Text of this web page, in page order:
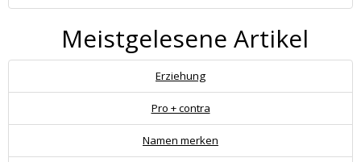
Meistgelesene Artikel
Erziehung
Pro + contra
Namen merken